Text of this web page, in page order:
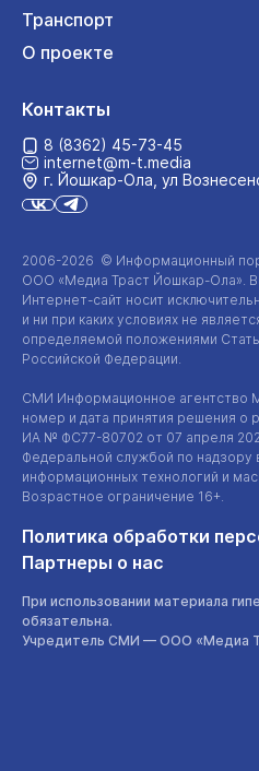
Транспорт
О проекте
2006-2026 © Информационный
ООО «Медиа Траст Йошкар-Ола».
Интернет-сайт носит
и ни при каких условиях не
определяемой положениями
Российской Федерации.
СМИ Информационное агентство
номер и дата принятия решения о
ИА № ФС77-80702 от 07 апреля
Федеральной службой по надзору
информационных технологий и
Возрастное ограничение 16+.
Политика обработки
Партнеры о нас
При использовании материала
обязательна.
Учредитель СМИ — ООО «Медиа
Контакты
8 (8362) 45-73-45
internet@m-t.media
г. Йошкар‑Ола, ул